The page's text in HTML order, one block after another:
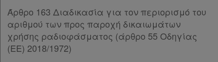
Άρθρο 96 [-]
Παρ.1
Παρ.2
Παρ.3
Άρθρο 163 Διαδικασία για τον περιορισμό του
αριθμού των προς παροχή δικαιωμάτων
χρήσης ραδιοφάσματος (άρθρο 55 Οδηγίας
(ΕΕ) 2018/1972)